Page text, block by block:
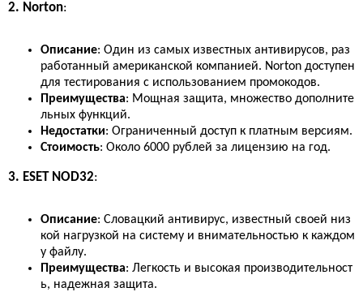
2. Norton:
Описание: Один из самых известных антивирусов, раз
работанный американской компанией. Norton доступен
для тестирования с использованием промокодов.
Преимущества: Мощная защита, множество дополните
льных функций.
Недостатки: Ограниченный доступ к платным версиям.
Стоимость: Около 6000 рублей за лицензию на год.
3. ESET NOD32:
Описание: Словацкий антивирус, известный своей низ
кой нагрузкой на систему и внимательностью к каждом
у файлу.
Преимущества: Легкость и высокая производительност
ь, надежная защита.